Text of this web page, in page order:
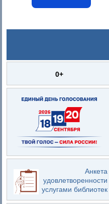
0+
Анкета
удовлетворенности
услугами библиотек